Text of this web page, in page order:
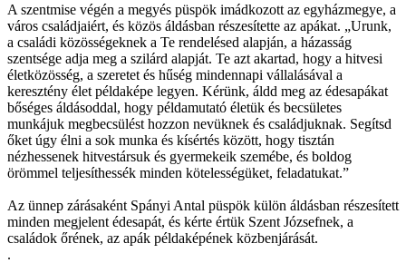
A szentmise végén a megyés püspök imádkozott az egyházmegye, a
város családjaiért, és közös áldásban részesítette az apákat. „Urunk,
a családi közösségeknek a Te rendelésed alapján, a házasság
szentsége adja meg a szilárd alapját. Te azt akartad, hogy a hitvesi
életközösség, a szeretet és hűség mindennapi vállalásával a
keresztény élet példaképe legyen. Kérünk, áldd meg az édesapákat
bőséges áldásoddal, hogy példamutató életük és becsületes
munkájuk megbecsülést hozzon nevüknek és családjuknak. Segítsd
őket úgy élni a sok munka és kísértés között, hogy tisztán
nézhessenek hitvestársuk és gyermekeik szemébe, és boldog
örömmel teljesíthessék minden kötelességüket, feladatukat.”
Az ünnep zárásaként Spányi Antal püspök külön áldásban részesített
minden megjelent édesapát, és kérte értük Szent Józsefnek, a
családok őrének, az apák példaképének közbenjárását.
.